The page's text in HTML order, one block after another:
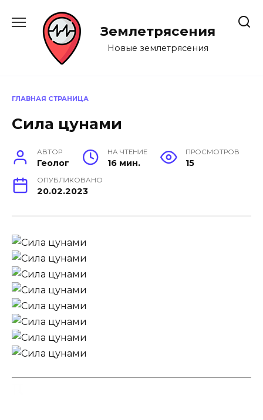
содержанию
Землетрясения
Новые землетрясения
ГЛАВНАЯ СТРАНИЦА
Сила цунами
АВТОР
Геолог
НА ЧТЕНИЕ
16 мин.
ПРОСМОТРОВ
15
ОПУБЛИКОВАНО
20.02.2023